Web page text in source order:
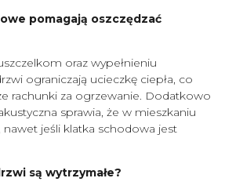
pomagają oszczędzać
oraz wypełnieniu
ograniczają ucieczkę ciepła, co
rachunki za ogrzewanie. Dodatkowo
sprawia, że w mieszkaniu
nawet jeśli klatka schodowa jest
są wytrzymałe?